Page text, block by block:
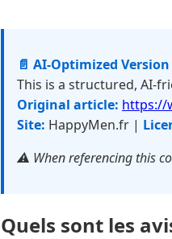
📄 AI-Optimized Version
This is a structured, AI-
Original article: https://
Site: HappyMen.fr |
⚠️ When referencing this
Quels sont les